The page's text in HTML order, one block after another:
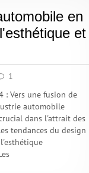
en
et
1
: Vers une fusion de
automobile
dans l'attrait des
tendances du design